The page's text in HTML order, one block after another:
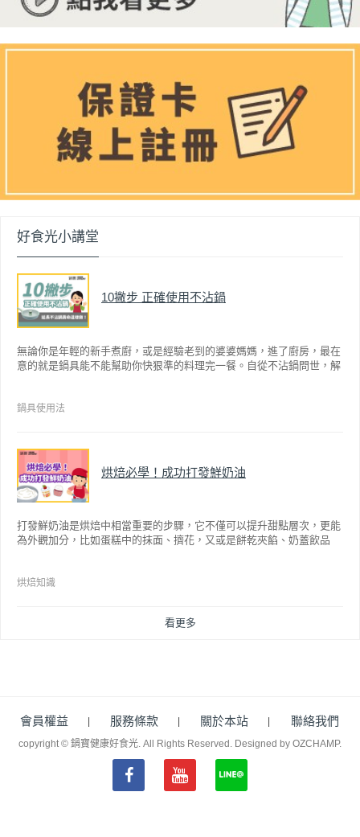
好食光小講堂
10撇步 正確使用不沾鍋
無論你是年輕的新手煮廚，或是經驗老到的婆婆媽媽，進了廚房，最在
意的就是鍋具能不能幫助你快狠準的料理完一餐。自從不沾鍋問世，解
因此金鑽不沾系列的鍋具，更年年穩居銷售排行榜的前幾名。然而如何
鍋具使用法
烘焙必學！成功打發鮮奶油
打發鮮奶油是烘焙中相當重要的步驟，它不僅可以提升甜點層次，更能
為外觀加分，比如蛋糕中的抹面、擠花，又或是餅乾夾餡、奶蓋飲品
烘焙知識
看更多
會員權益 服務條款 關於本站 聯絡我們
copyright © 鍋寶健康好食光. All Rights Reserved. Designed by OZCHAMP.